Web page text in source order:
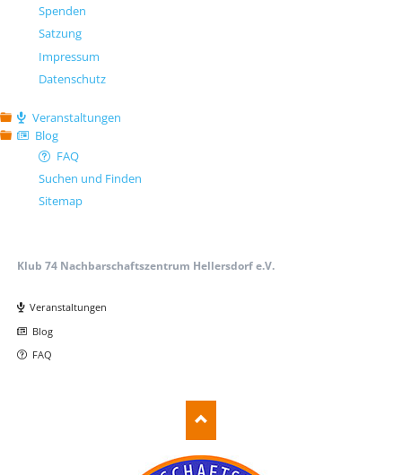
Spenden
Satzung
Impressum
Datenschutz
Veranstaltungen
Blog
FAQ
Suchen und Finden
Sitemap
Klub 74 Nachbarschaftszentrum Hellersdorf e.V.
überspringen
Veranstaltungen
Blog
FAQ